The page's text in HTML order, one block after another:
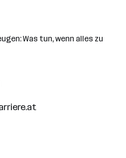
Was tun, wenn alles zu